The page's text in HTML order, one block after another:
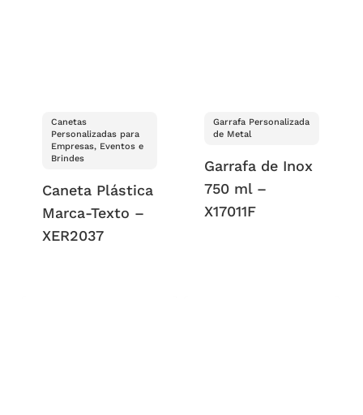
Canetas
Personalizadas para
Empresas, Eventos e
Brindes
Caneta Plástica
Marca-Texto –
XER2037
Garrafa Personalizada
de Metal
Garrafa de Inox
750 ml –
X17011F